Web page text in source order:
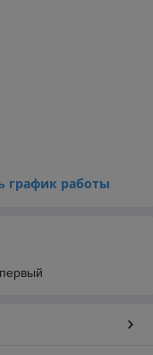
график работы